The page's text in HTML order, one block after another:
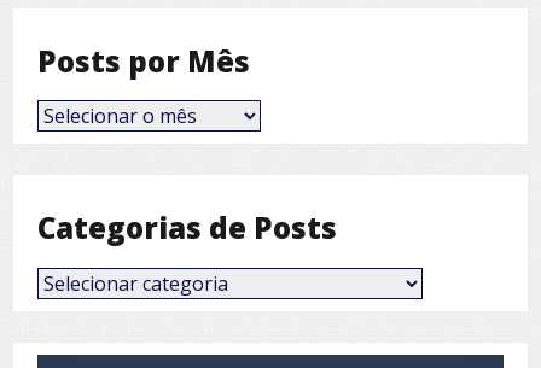
Posts por Mês
Posts
por
Categorias de Posts
Categorias
de